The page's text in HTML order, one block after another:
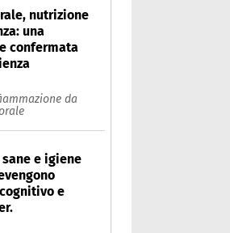
nutrizione
una
confermata
da
sane e igiene
e